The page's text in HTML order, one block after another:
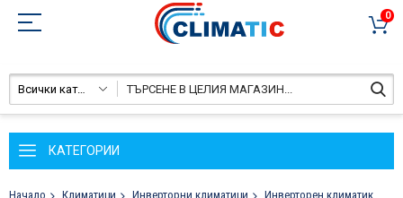
0
Всички категории
КАТЕГОРИИ
Начало Климатици Инверторни климатици
Инверторен климатик